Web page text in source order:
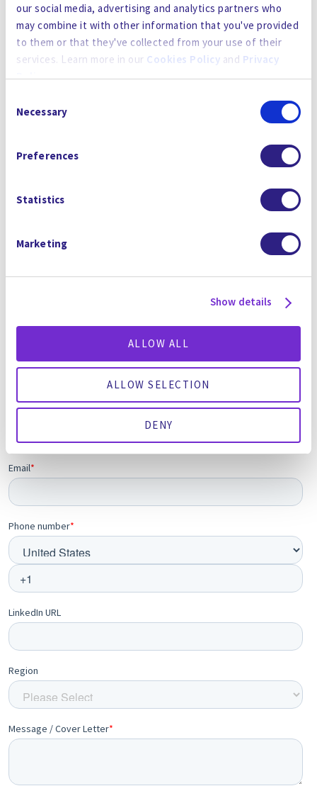
our social media, advertising and analytics partners who
may combine it with other information that you've provided
to them or that they've collected from your use of their
services. Learn more in our Cookies Policy and Privacy
Policy.
By using the site, you agree to our
Cookies
which includes an
Selection
Necessary
Preferences
Statistics
Marketing
Show details
ALLOW ALL
ALLOW SELECTION
DENY
电话号码*
留言（Cover Letter*
简历*
顺从